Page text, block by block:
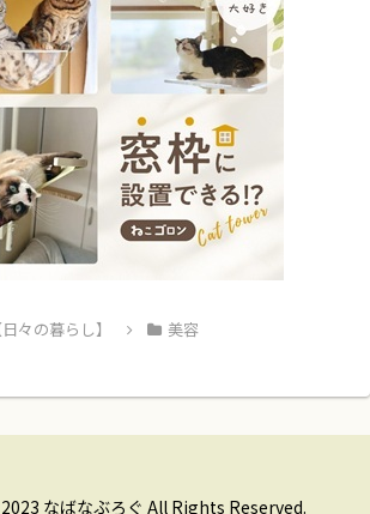
日々の暮らし】 美容
なばなぶろぐ All Rights Reserved.